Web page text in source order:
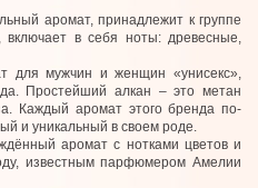
аромат, принадлежит к группе
в себя ноты: древесные,
для мужчин и женщин «унисекс»,
Простейший алкан – это метан
Каждый аромат этого бренда по-
и уникальный в своем роде.
аромат с нотками цветов и
известным парфюмером Амелии